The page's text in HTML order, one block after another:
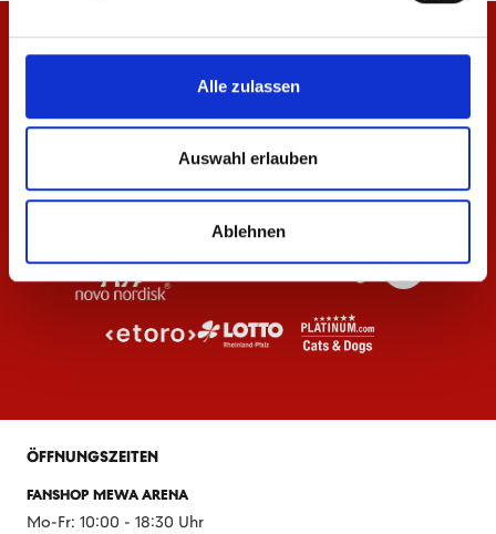
Alle zulassen
Auswahl erlauben
Ablehnen
ÖFFNUNGSZEITEN
FANSHOP MEWA ARENA
Mo-Fr: 10:00 - 18:30 Uhr